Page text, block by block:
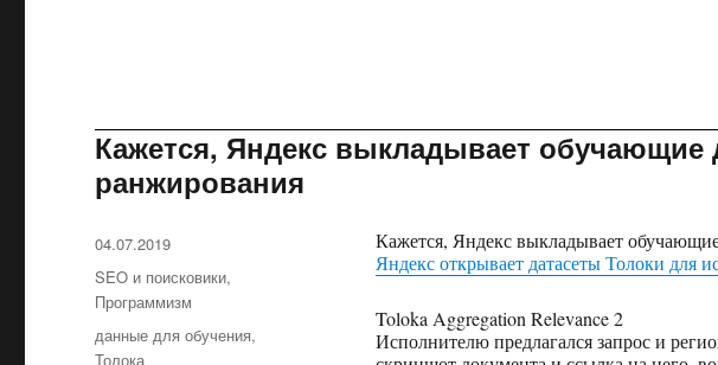
Кажется, Яндекс выкладывает
ранжирования
Кажется, Яндекс выкладывает
Яндекс открывает датасеты Толоки для
Toloka Aggregation Relevance 2
Исполнителю предлагался запрос и
Опубликовано
04.07.2019
Рубрики
SEO и поисковики,
Программизм
Метки
данные для обучения,
Толока